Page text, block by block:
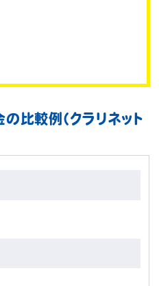
比較例（クラリネット